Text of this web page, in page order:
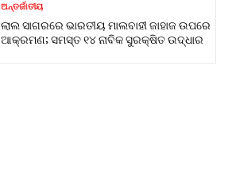
ଅନ୍ତର୍ଜାତୀୟ
ଲାଲ ସାଗରରେ ଭାରତୀୟ ମାଲବାହୀ ଜାହାଜ ଉପରେ
ଆକ୍ରମଣ; ସମସ୍ତ ୧୪ ନାବିକ ସୁରକ୍ଷିତ ଉଦ୍ଧାର